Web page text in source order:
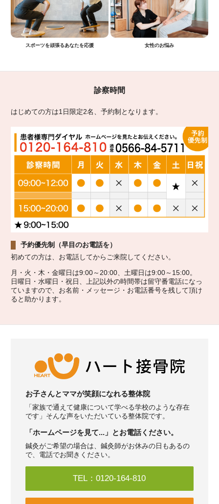
スポーツを頑張るあなたを応援 女性のお悩み
診察時間
はじめての方は1日限定2名、予約制となります。
予約優先制（早目のお電話を）
初めての方は、お電話してからご来院してください。
月・火・木・金曜日は9:00～20:00、土曜日は9:00～15:00。
日曜日・水曜日・祝日、上記以外の時間帯は留守番電話になっ
ていますので、お名前・メッセージ・お電話番号を残して頂け
ると助かります。
お子さんとママが笑顔になれる整体院
「家族で通えて健康について学べる学校のような存在
です」そんな声をいただいている整体院です。
「ホームページを見て...」とお電話ください。
鍼灸がご希望の場合は、鍼灸師がお休みの日もあるの
で、電話でお聞きください。
TEL：0120-164-810